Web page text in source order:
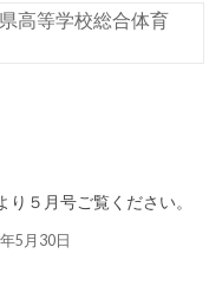
高等学校総合体育
り５月号ご覧ください。
5月30日